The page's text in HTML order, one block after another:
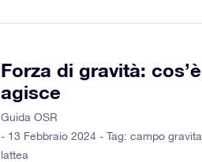
Forza di gravità:
agisce
Guida OSR
- 13 Febbraio 2024 - Tag: campo
lattea